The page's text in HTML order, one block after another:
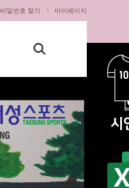
마이페이지
비밀번호 찾기